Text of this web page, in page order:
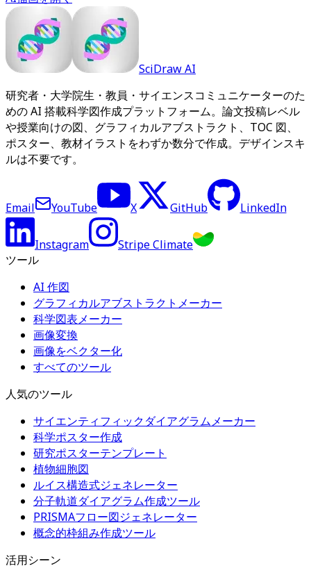
SciDraw AI
研究者・大学院生・教員・サイエンスコミュニケーターのた
めの AI 搭載科学図作成プラットフォーム。論文投稿レベル
や授業向けの図、グラフィカルアブストラクト、TOC 図、
ポスター、教材イラストをわずか数分で作成。デザインスキ
ルは不要です。
Email YouTube X GitHub LinkedIn
Instagram
Stripe Climate
ツール
AI 作図
グラフィカルアブストラクトメーカー
科学図表メーカー
画像変換
画像をベクター化
すべてのツール
人気のツール
サイエンティフィックダイアグラムメーカー
科学ポスター作成
研究ポスターテンプレート
植物細胞図
ルイス構造式ジェネレーター
分子軌道ダイアグラム作成ツール
PRISMAフロー図ジェネレーター
概念的枠組み作成ツール
活用シーン